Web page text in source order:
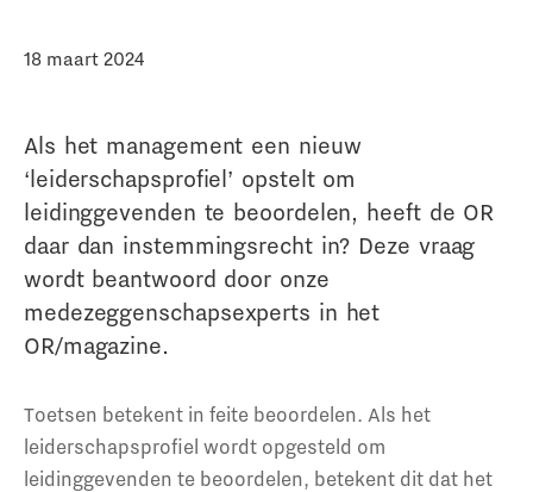
18 maart 2024
Als het management een nieuw
‘leiderschapsprofiel’ opstelt om
leidinggevenden te beoordelen, heeft de OR
daar dan instemmingsrecht in? Deze vraag
wordt beantwoord door onze
medezeggenschapsexperts in het
OR/magazine.
Toetsen betekent in feite beoordelen. Als het
leiderschapsprofiel wordt opgesteld om
leidinggevenden te beoordelen, betekent dit dat het